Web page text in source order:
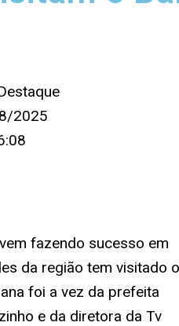
2025
fazendo sucesso em
da região tem visitado o
foi a vez da prefeita
e da diretora da Tv